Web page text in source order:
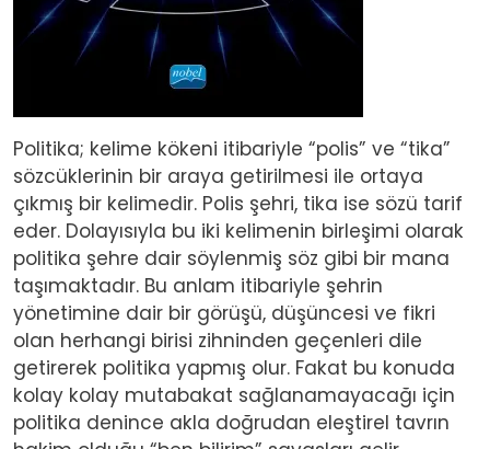
Politika; kelime kökeni itibariyle “polis” ve “tika”
sözcüklerinin bir araya getirilmesi ile ortaya
çıkmış bir kelimedir. Polis şehri, tika ise sözü tarif
eder. Dolayısıyla bu iki kelimenin birleşimi olarak
politika şehre dair söylenmiş söz gibi bir mana
taşımaktadır. Bu anlam itibariyle şehrin
yönetimine dair bir görüşü, düşüncesi ve fikri
olan herhangi birisi zihninden geçenleri dile
getirerek politika yapmış olur. Fakat bu konuda
kolay kolay mutabakat sağlanamayacağı için
politika denince akla doğrudan eleştirel tavrın